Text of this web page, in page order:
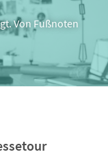
Von Fußnoten